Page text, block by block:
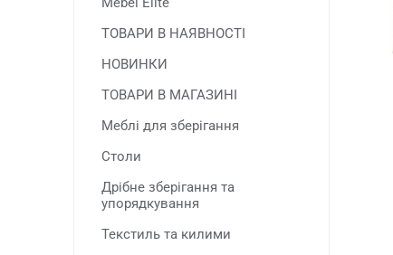
ТОВАРИ В НАЯВНОСТІ
НОВИНКИ
ТОВАРИ В МАГАЗИНІ
Меблі для зберігання
Столи
Дрібне зберігання та
упорядкування
Текстиль та килими